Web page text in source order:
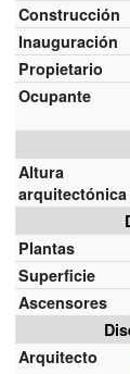
Construcción
Inauguración
Propietario
Ocupante
Altura
arquitectónica
Plantas
Superficie
Ascensores
Arquitecto